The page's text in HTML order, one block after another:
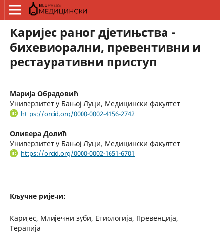
Каријес раног дјетињства -
бихевиорални, превентивни и
рестауративни приступ
Марија Обрадовић
Универзитет у Бањој Луци, Медицински факултет
https://orcid.org/0000-0002-4156-2742
Оливера Долић
Универзитет у Бањој Луци, Медицински факултет
https://orcid.org/0000-0002-1651-6701
Кључне ријечи:
Каријес, Млијечни зуби, Етиологија, Превенција,
Терапија